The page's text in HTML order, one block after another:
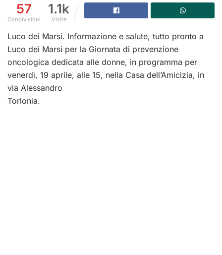
57
Condivisioni
1.1k
Visite
Luco dei Marsi. Informazione e salute, tutto pronto a
Luco dei Marsi per la Giornata di prevenzione
oncologica dedicata alle donne, in programma per
venerdì, 19 aprile, alle 15, nella Casa dell’Amicizia, in
via Alessandro
Torlonia.